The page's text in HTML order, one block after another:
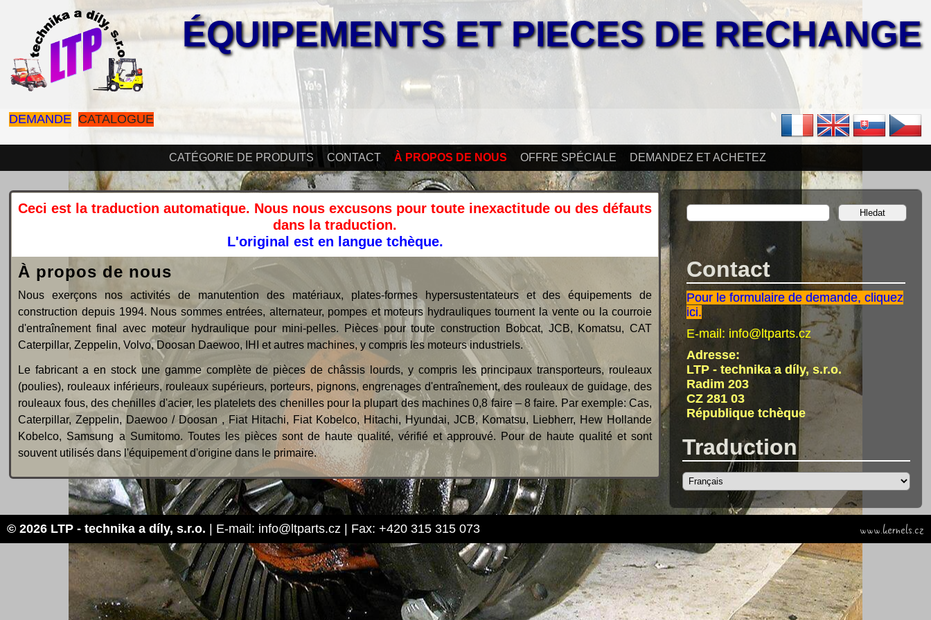
ÉQUIPEMENTS ET PIECES DE RECHANGE
DEMANDE CATALOGUE
CATÉGORIE DE PRODUITS CONTACT À PROPOS DE NOUS OFFRE SPÉCIALE DEMANDEZ ET ACHETEZ
Contact
Pour le formulaire de demande, cliquez
ici.
E-mail: info@ltparts.cz
Adresse:
LTP - technika a díly, s.r.o.
Radim 203
CZ 281 03
République tchèque
Traduction
Ceci est la traduction automatique. Nous nous excusons pour toute inexactitude ou des défauts
dans la traduction.
L'original est en langue tchèque.
À propos de nous
Nous exerçons nos activités de manutention des matériaux, plates-formes hypersustentateurs et des équipements de
construction depuis 1994. Nous sommes entrées, alternateur, pompes et moteurs hydrauliques tournent la vente ou la courroie
d'entraînement final avec moteur hydraulique pour mini-pelles. Pièces pour toute construction Bobcat, JCB, Komatsu, CAT
Caterpillar, Zeppelin, Volvo, Doosan Daewoo, IHI et autres machines, y compris les moteurs industriels.
Le fabricant a en stock une gamme complète de pièces de châssis lourds, y compris les principaux transporteurs, rouleaux
(poulies), rouleaux inférieurs, rouleaux supérieurs, porteurs, pignons, engrenages d'entraînement, des rouleaux de guidage, des
rouleaux fous, des chenilles d'acier, les platelets des chenilles pour la plupart des machines 0,8 faire – 8 faire. Par exemple: Cas,
Caterpillar, Zeppelin, Daewoo / Doosan , Fiat Hitachi, Fiat Kobelco, Hitachi, Hyundai, JCB, Komatsu, Liebherr, Hew Hollande
Kobelco, Samsung a Sumitomo. Toutes les pièces sont de haute qualité, vérifié et approuvé. Pour de haute qualité et sont
souvent utilisés dans l'équipement d'origine dans le primaire.
© 2026 LTP - technika a díly, s.r.o. | E-mail: info@ltparts.cz | Fax: +420 315 315 073 www.kernels.cz